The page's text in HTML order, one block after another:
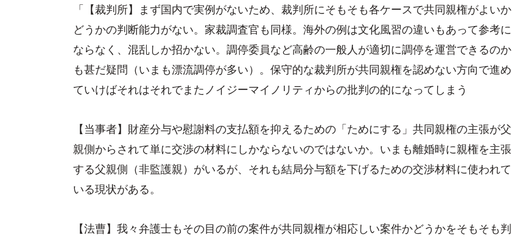
「【裁判所】まず国内で実例がないため、裁判所にそもそも各ケースで共同親権がよいか
どうかの判断能力がない。家裁調査官も同様。海外の例は文化風習の違いもあって参考に
ならなく、混乱しか招かない。調停委員など高齢の一般人が適切に調停を運営できるのか
も甚だ疑問（いまも漂流調停が多い）。保守的な裁判所が共同親権を認めない方向で進め
ていけばそれはそれでまたノイジーマイノリティからの批判の的になってしまう
【当事者】財産分与や慰謝料の支払額を抑えるための「ためにする」共同親権の主張が父
親側からされて単に交渉の材料にしかならないのではないか。いまも離婚時に親権を主張
する父親側（非監護親）がいるが、それも結局分与額を下げるための交渉材料に使われて
いる現状がある。
【法曹】我々弁護士もその目の前の案件が共同親権が相応しい案件かどうかをそもそも判